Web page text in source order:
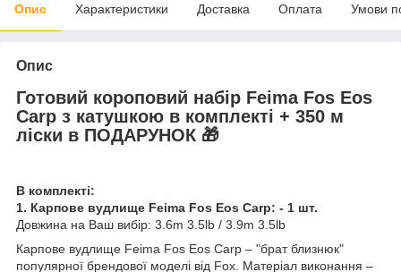
Опис Характеристики Доставка Оплата Умови
Опис
Готовий короповий набір Feima Fos Eos
Carp з катушкою в комплекті + 350 м
ліски в ПОДАРУНОК 🎁
В комплекті:
1. Карпове вудлище Feima Fos Eos Carp: - 1 шт.
Довжина на Ваш вибір: 3.6m 3.5lb / 3.9m 3.5lb
Карпове вудлище Feima Fos Eos Carp – "брат близнюк"
популярної брендової моделі від Fox. Матеріал виконання –